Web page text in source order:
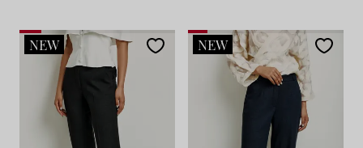
По популярности
По возрастанию цены
По убыванию цены
28
NEW NEW